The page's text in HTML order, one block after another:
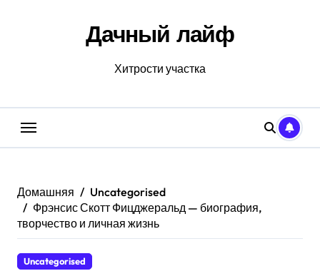
Дачный лайф
Хитрости участка
Домашняя
Uncategorised
Фрэнсис Скотт Фицджеральд — биография,
творчество и личная жизнь
Uncategorised